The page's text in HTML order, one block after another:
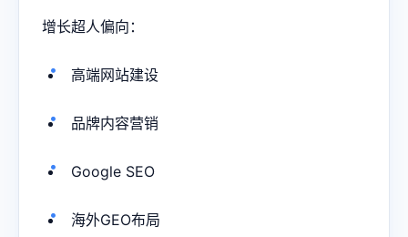
增长超人偏向：
高端网站建设
品牌内容营销
Google SEO
海外GEO布局